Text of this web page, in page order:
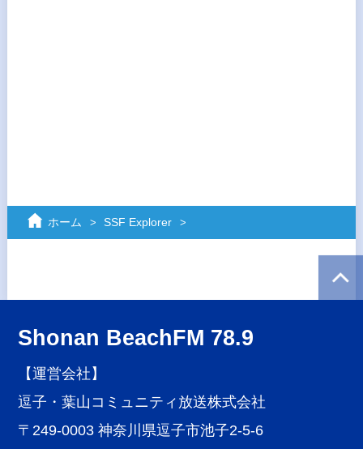
ホーム SSF Explorer
Shonan BeachFM 78.9
【運営会社】
逗子・葉山コミュニティ放送株式会社
〒249-0003 神奈川県逗子市池子2-5-6